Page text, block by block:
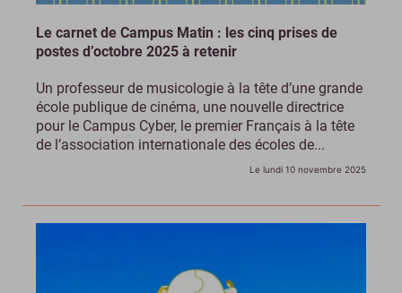
Le carnet de Campus Matin : les cinq prises de
postes d’octobre 2025 à retenir
Un professeur de musicologie à la tête d’une grande
école publique de cinéma, une nouvelle directrice
pour le Campus Cyber, le premier Français à la tête
de l’association internationale des écoles de...
Le lundi 10 novembre 2025